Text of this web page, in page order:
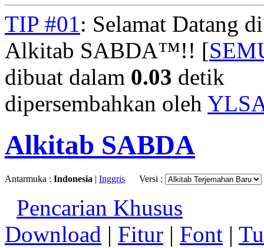
TIP #01: Selamat Datang
Alkitab SABDA™!! [
dibuat dalam 0.03 detik
dipersembahkan oleh
Alkitab SABDA
Antarmuka : Indonesia | Inggris Versi :
Pencarian Khusus
Download | Fitur | Font |